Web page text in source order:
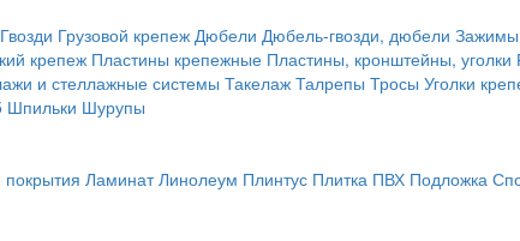
Гвозди Грузовой крепеж Дюбели Дюбель-гвозди, дюбели Зажимы
крепеж Пластины крепежные Пластины, кронштейны, уголки
и стеллажные системы Такелаж Талрепы Тросы Уголки
Шпильки Шурупы
Ламинат Линолеум Плинтус Плитка ПВХ Подложка